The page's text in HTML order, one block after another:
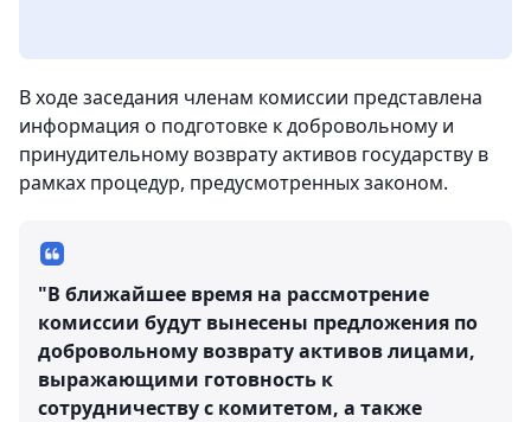
В ходе заседания членам комиссии представлена
информация о подготовке к добровольному и
принудительному возврату активов государству в
рамках процедур, предусмотренных законом.
"В ближайшее время на рассмотрение
комиссии будут вынесены предложения по
добровольному возврату активов лицами,
выражающими готовность к
сотрудничеству с комитетом, а также